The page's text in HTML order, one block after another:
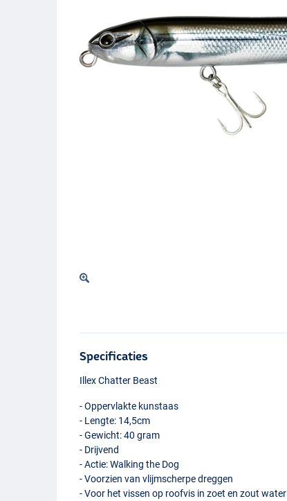
Specificaties
Illex Chatter Beast
- Oppervlakte kunstaas
- Lengte: 14,5cm
- Gewicht: 40 gram
- Drijvend
- Actie: Walking the Dog
- Voorzien van vlijmscherpe dreggen
- Voor het vissen op roofvis in zoet en zout water